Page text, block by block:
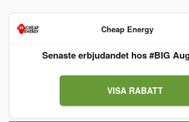
Cheap Energy
Senaste erbjudandet hos #BIG
VISA RABATT